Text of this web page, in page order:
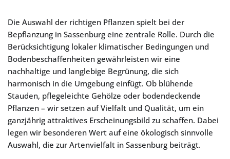
Die Auswahl der richtigen Pflanzen spielt bei der
Bepflanzung in Sassenburg eine zentrale Rolle. Durch die
Berücksichtigung lokaler klimatischer Bedingungen und
Bodenbeschaffenheiten gewährleisten wir eine
nachhaltige und langlebige Begrünung, die sich
harmonisch in die Umgebung einfügt. Ob blühende
Stauden, pflegeleichte Gehölze oder bodendeckende
Pflanzen – wir setzen auf Vielfalt und Qualität, um ein
ganzjährig attraktives Erscheinungsbild zu schaffen. Dabei
legen wir besonderen Wert auf eine ökologisch sinnvolle
Auswahl, die zur Artenvielfalt in Sassenburg beiträgt.